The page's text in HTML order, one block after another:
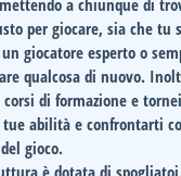
per giocare, sia che tu
giocatore esperto o
qualcosa di nuovo.
corsi di formazione e
abilità e confrontarti
gioco.
è dotata di